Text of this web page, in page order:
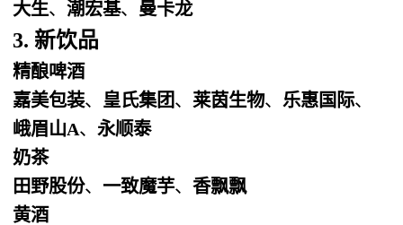
大生、潮宏基、 曼卡龙
3. 新饮品
精酿啤酒
嘉美包装、 皇氏集团、 莱茵生物、乐惠国际、
峨眉山A、永顺泰
奶茶
田野股份、一致魔芋、香飘飘
黄酒